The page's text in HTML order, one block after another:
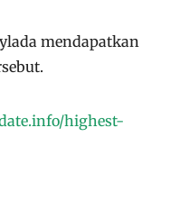
mendapatkan
highest-